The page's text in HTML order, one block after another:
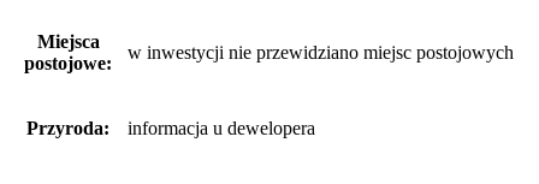
Miejsca
postojowe:
w inwestycji nie przewidziano miejsc postojowych
Przyroda: informacja u dewelopera